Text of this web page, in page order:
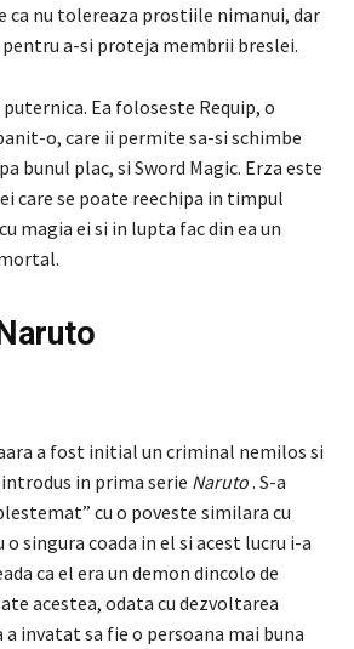
ca nu tolereaza prostiile nimanui, dar
a-si proteja membrii breslei.
Ea foloseste Requip, o
o, care ii permite sa-si schimbe
bunul plac, si Sword Magic. Erza este
care se poate reechipa in timpul
magia ei si in lupta fac din ea un
a fost initial un criminal nemilos si
in prima serie Naruto. S-a
cu o poveste similara cu
o singura coada in el si acest lucru i-a
ca el era un demon dincolo de
acestea, odata cu dezvoltarea
invatat sa fie o persoana mai buna